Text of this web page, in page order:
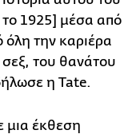
το 1925] μέσα από
όλη την καριέρα
του θανάτου
η Tate.
μια έκθεση